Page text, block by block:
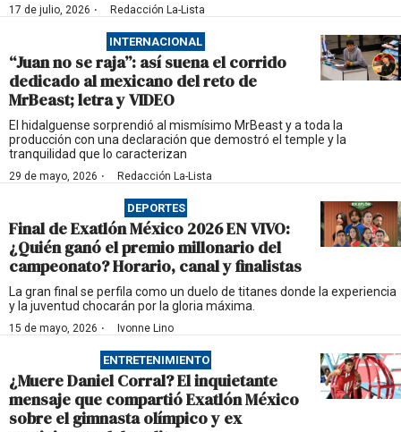
17 de julio, 2026 · Redacción La-Lista
INTERNACIONAL
“Juan no se raja”: así suena el corrido
dedicado al mexicano del reto de
MrBeast; letra y VIDEO
El hidalguense sorprendió al mismísimo MrBeast y a toda la
producción con una declaración que demostró el temple y la
tranquilidad que lo caracterizan
29 de mayo, 2026 · Redacción La-Lista
DEPORTES
Final de Exatlón México 2026 EN VIVO:
¿Quién ganó el premio millonario del
campeonato? Horario, canal y finalistas
La gran final se perfila como un duelo de titanes donde la experiencia
y la juventud chocarán por la gloria máxima.
15 de mayo, 2026 · Ivonne Lino
ENTRETENIMIENTO
¿Muere Daniel Corral? El inquietante
mensaje que compartió Exatlón México
sobre el gimnasta olímpico y ex